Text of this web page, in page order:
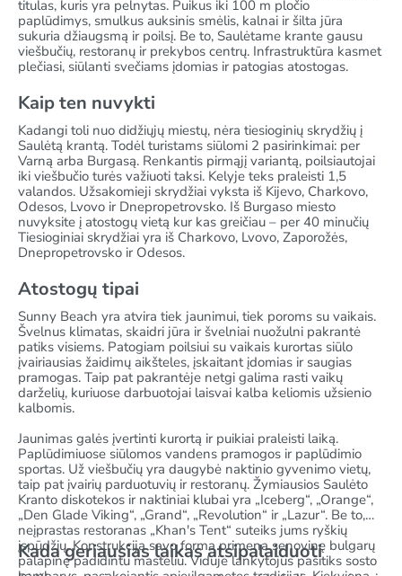
titulas, kuris yra pelnytas. Puikus iki 100 m pločio
paplūdimys, smulkus auksinis smėlis, kalnai ir šilta jūra
sukuria džiaugsmą ir poilsį. Be to, Saulėtame krante gausu
viešbučių, restoranų ir prekybos centrų. Infrastruktūra kasmet
plečiasi, siūlanti svečiams įdomias ir patogias atostogas.
Kaip ten nuvykti
Kadangi toli nuo didžiųjų miestų, nėra tiesioginių skrydžių į
Saulėtą krantą. Todėl turistams siūlomi 2 pasirinkimai: per
Varną arba Burgasą. Renkantis pirmąjį variantą, poilsiautojai
iki viešbučio turės važiuoti taksi. Kelyje teks praleisti 1,5
valandos. Užsakomieji skrydžiai vyksta iš Kijevo, Charkovo,
Odesos, Lvovo ir Dnepropetrovsko. Iš Burgaso miesto
nuvyksite į atostogų vietą kur kas greičiau – per 40 minučių
Tiesioginiai skrydžiai yra iš Charkovo, Lvovo, Zaporožės,
Dnepropetrovsko ir Odesos.
Atostogų tipai
Sunny Beach yra atvira tiek jaunimui, tiek poroms su vaikais.
Švelnus klimatas, skaidri jūra ir švelniai nuožulni pakrantė
patiks visiems. Patogiam poilsiui su vaikais kurortas siūlo
įvairiausias žaidimų aikšteles, įskaitant įdomias ir saugias
pramogas. Taip pat pakrantėje netgi galima rasti vaikų
darželių, kuriuose darbuotojai laisvai kalba keliomis užsienio
kalbomis.
Jaunimas galės įvertinti kurortą ir puikiai praleisti laiką.
Paplūdimiuose siūlomos vandens pramogos ir paplūdimio
sportas. Už viešbučių yra daugybė naktinio gyvenimo vietų,
taip pat įvairių parduotuvių ir restoranų. Žymiausios Saulėto
Kranto diskotekos ir naktiniai klubai yra „Iceberg“, „Orange“,
„Den Glade Viking“, „Grand“, „Revolution“ ir „Lazur“. Be to,
neįprastas restoranas „Khan's Tent“ suteiks jums ryškių
įspūdžių. Konstrukcija savo forma primena senovinę bulgarų
palapinę padidintu masteliu. Viduje lankytojus pasitiks sosto
Kada geriausias laikas atsipalaiduoti